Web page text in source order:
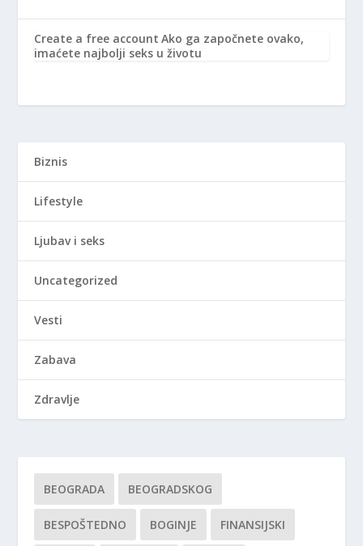
Create a free account Ako ga započnete ovako,
imaćete najbolji seks u životu
Biznis
Lifestyle
Ljubav i seks
Uncategorized
Vesti
Zabava
Zdravlje
BEOGRADA BEOGRADSKOG
BESPOŠTEDNO BOGINJE FINANSIJSKI